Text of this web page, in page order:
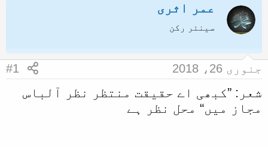
ض
و
ک
ا
آ
غ
ر
آ
ا
ز
عمر اثری
سینئر رکن
جنوری 26، 2018 #1
شعر: ”کبھی اے حقیقت منتظر نظر آلباس
مجاز میں“ محل نظر ہے